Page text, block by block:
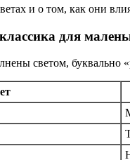
и о том, как они
для
светом, буквально